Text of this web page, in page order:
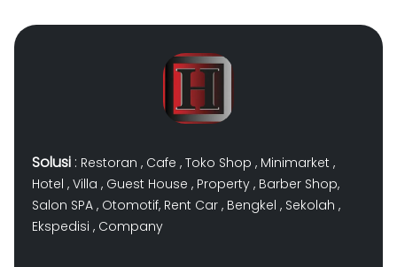
Solusi : Restoran , Cafe , Toko Shop , Minimarket ,
Hotel , Villa , Guest House , Property , Barber Shop,
Salon SPA , Otomotif, Rent Car , Bengkel , Sekolah ,
Ekspedisi , Company